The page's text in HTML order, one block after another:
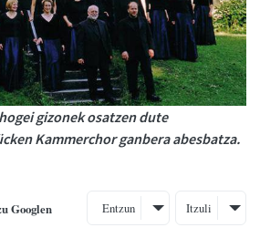
gizonek osatzen dute
Kammerchor ganbera abesbatza.
Googlen Entzun Itzuli